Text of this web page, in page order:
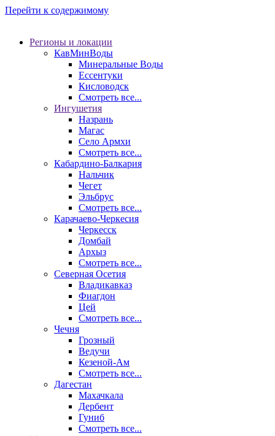
Перейти к содержимому
Регионы и локации
КавМинВоды
Минеральные Воды
Ессентуки
Кисловодск
Смотреть все...
Ингушетия
Назрань
Магас
Село Армхи
Смотреть все...
Кабардино-Балкария
Нальчик
Чегет
Эльбрус
Смотреть все...
Карачаево-Черкесия
Черкесск
Домбай
Архыз
Смотреть все...
Северная Осетия
Владикавказ
Фиагдон
Цей
Смотреть все...
Чечня
Грозный
Ведучи
Кезеной-Ам
Смотреть все...
Дагестан
Махачкала
Дербент
Гуниб
Смотреть все...